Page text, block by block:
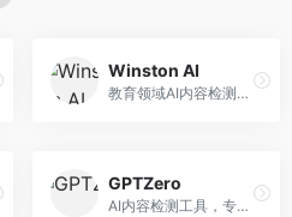
Winston AI
教育领域AI内容检测平台，专注于学术诚信。面向教育机构，提供AI内容检测、抄袭检测、报告生成等服务，教育适配性强。
GPTZero
AI内容检测工具，专注于AI生成文本识别。面向教育工作者和出版商，提供文本检测、批量分析、API接口等服务，检测准确率高。